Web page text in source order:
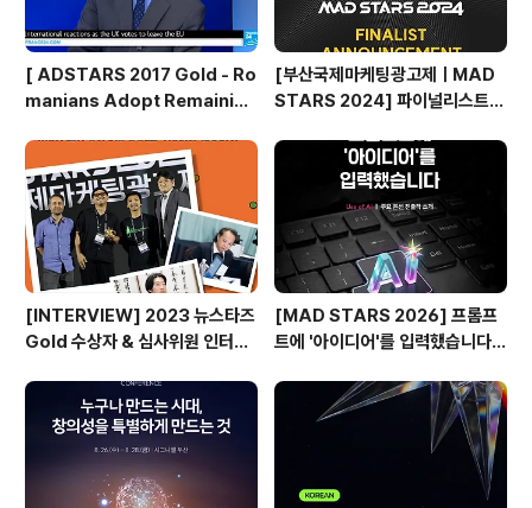
[ ADSTARS 2017 Gold - Ro
manians Adopt Remainian
[부산국제마케팅광고제ㅣMAD
STARS 2024] 파이널리스트
[INTERVIEW] 2023 뉴스타즈
Gold 수상자 & 심사위원 인터뷰
[MAD STARS 2026] 프롬프
트에 '아이디어'를 입력했습니다